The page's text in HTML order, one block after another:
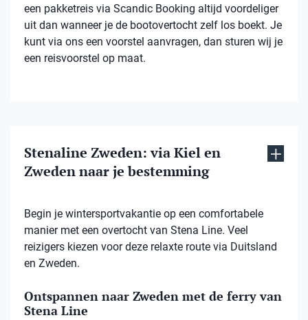
een pakketreis via Scandic Booking altijd voordeliger
uit dan wanneer je de bootovertocht zelf los boekt. Je
kunt via ons een voorstel aanvragen, dan sturen wij je
een reisvoorstel op maat.
Stenaline Zweden: via Kiel en
Zweden naar je bestemming
Begin je wintersportvakantie op een comfortabele
manier met een overtocht van Stena Line. Veel
reizigers kiezen voor deze relaxte route via Duitsland
en Zweden.
Ontspannen naar Zweden met de ferry van
Stena Line